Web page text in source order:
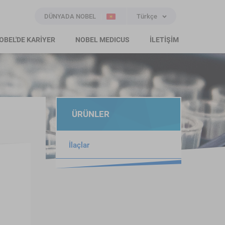
DÜNYADA NOBEL Türkçe
KARİYER NOBEL MEDICUS İLETİŞİM
ÜRÜNLER
İlaçlar